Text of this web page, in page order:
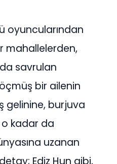
oyuncularından
mahallelerden,
savrulan
bir ailenin
gelinine, burjuva
o kadar da
uzanan